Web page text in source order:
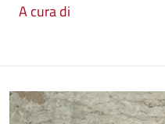
A cura di